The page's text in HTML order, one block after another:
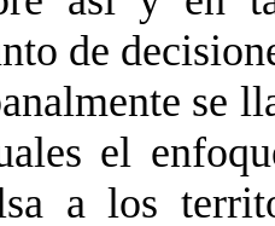
de
se
el
a los